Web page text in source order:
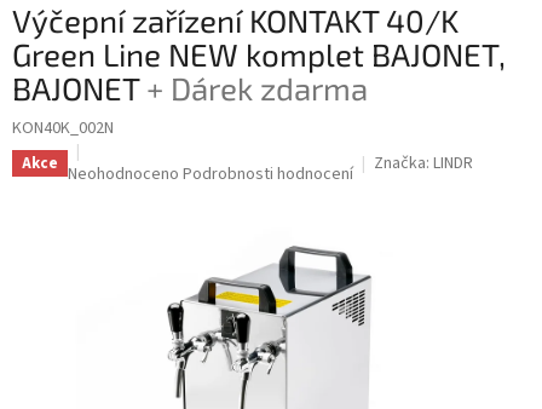
Výčepní zařízení KONTAKT 40/K
Green Line NEW komplet BAJONET,
BAJONET+ Dárek zdarma
KON40K_002N
Akce Průměrné
Neohodnoceno Podrobnosti hodnocení Značka: LINDR